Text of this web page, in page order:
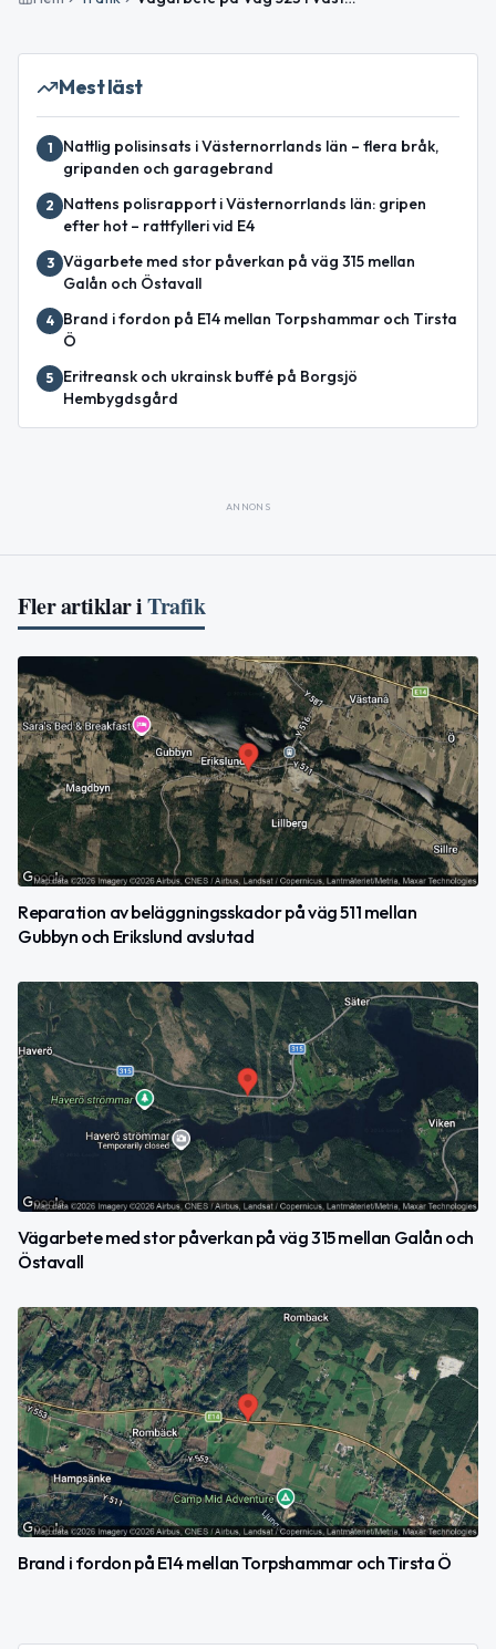
Mest läst
1
Nattlig polisinsats i Västernorrlands län – flera bråk,
gripanden och garagebrand
2
Nattens polisrapport i Västernorrlands län: gripen
efter hot – rattfylleri vid E4
3 Vägarbete med stor påverkan på väg 315 mellan
Galån och Östavall
4
Brand i fordon på E14 mellan Torpshammar och Tirsta
Ö
5
Eritreansk och ukrainsk buffé på Borgsjö
Hembygdsgård
ANNONS
Fler artiklar iTrafik
Reparation av beläggningsskador på väg 511 mellan
Gubbyn och Erikslund avslutad
Vägarbete med stor påverkan på väg 315 mellan Galån och
Östavall
Brand i fordon på E14 mellan Torpshammar och Tirsta Ö